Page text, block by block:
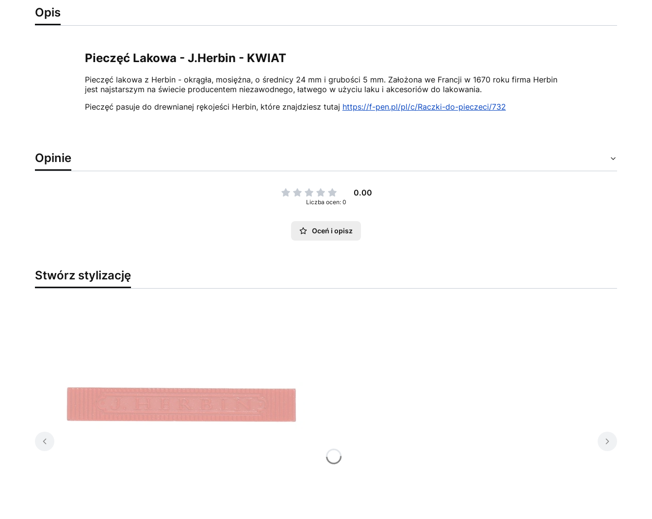
Opis
Pieczęć Lakowa - J.Herbin - KWIAT
Pieczęć lakowa z Herbin - okrągła, mosiężna, o średnicy 24 mm i grubości 5 mm. Założona we Francji w 1670 roku firma Herbin
jest najstarszym na świecie producentem niezawodnego, łatwego w użyciu laku i akcesoriów do lakowania.
Pieczęć pasuje do drewnianej rękojeści Herbin, które znajdziesz tutaj https://f-pen.pl/pl/c/Raczki-do-pieczeci/732
Opinie
0.00
Liczba ocen: 0
Oceń i opisz
Stwórz stylizację